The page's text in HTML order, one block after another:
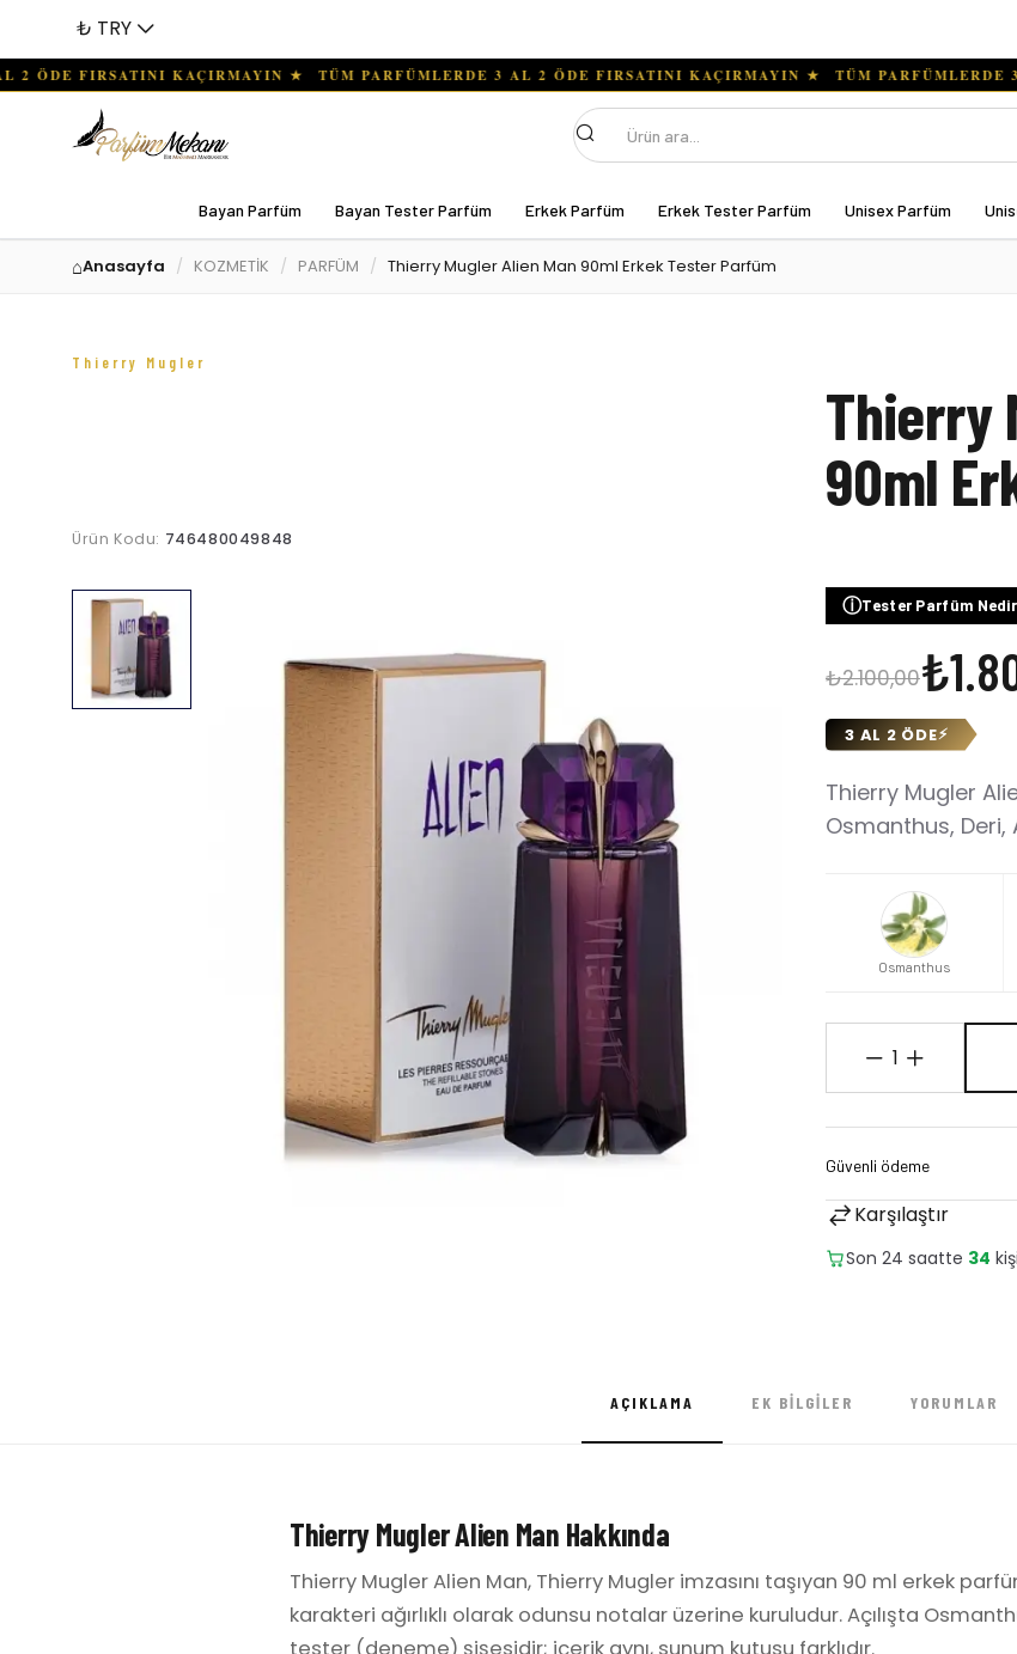
₺ TRY
Bayan Parfüm Bayan Tester Parfüm Erkek Parfüm Erkek Tester Parfüm Unisex Parfüm
Ara
Anasayfa KOZMETİK PARFÜM Thierry Mugler Alien Man 90ml Erkek Tester Parfüm
Thierry Mugler
Thierry
90ml
Ürün Kodu: 746480049848
Son 24 saatte 5
ⓘTester Parfüm
₺2.100,00
3 AL 2 ÖDE⚡
Thierry Mugler
Osmanthus, Deri,
Osmanthus
1
Karşılaştır
AÇIKLAMA EK BILGILER YORUMLAR
Thierry Mugler Alien Man Hakkında
Thierry Mugler Alien Man, Thierry Mugler imzasını taşıyan 90 ml erkek
karakteri ağırlıklı olarak odunsu notalar üzerine kuruludur. Açılışta